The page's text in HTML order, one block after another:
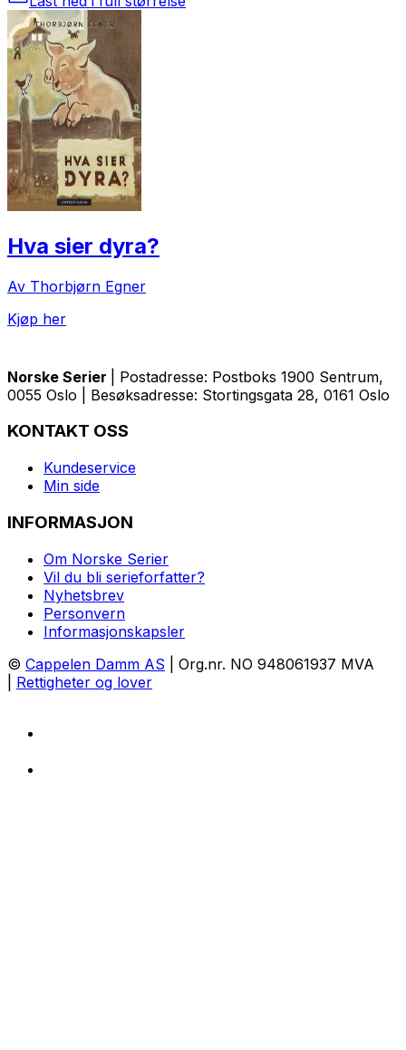
Hva sier dyra?
Av Thorbjørn Egner
Kjøp her
Norske Serier
| Postadresse: Postboks 1900 Sentrum,
0055 Oslo | Besøksadresse: Stortingsgata 28, 0161 Oslo
KONTAKT OSS
Kundeservice
Min side
INFORMASJON
Om Norske Serier
Vil du bli serieforfatter?
Nyhetsbrev
Personvern
Informasjonskapsler
© Cappelen Damm AS | Org.nr. NO 948061937 MVA
Rettigheter og lover